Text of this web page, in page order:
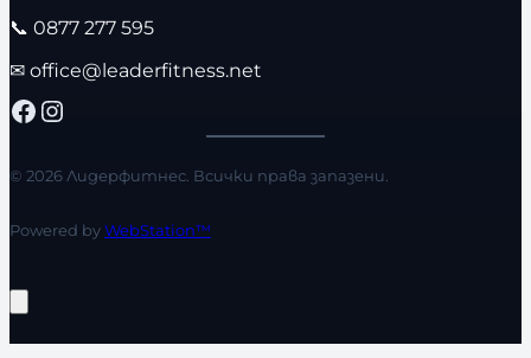
📞 0877 277 595
✉ office@leaderfitness.net
Facebook Instagram
© 2026 Лидерфитнес. Всички права запазени.
Powered byWebStation™